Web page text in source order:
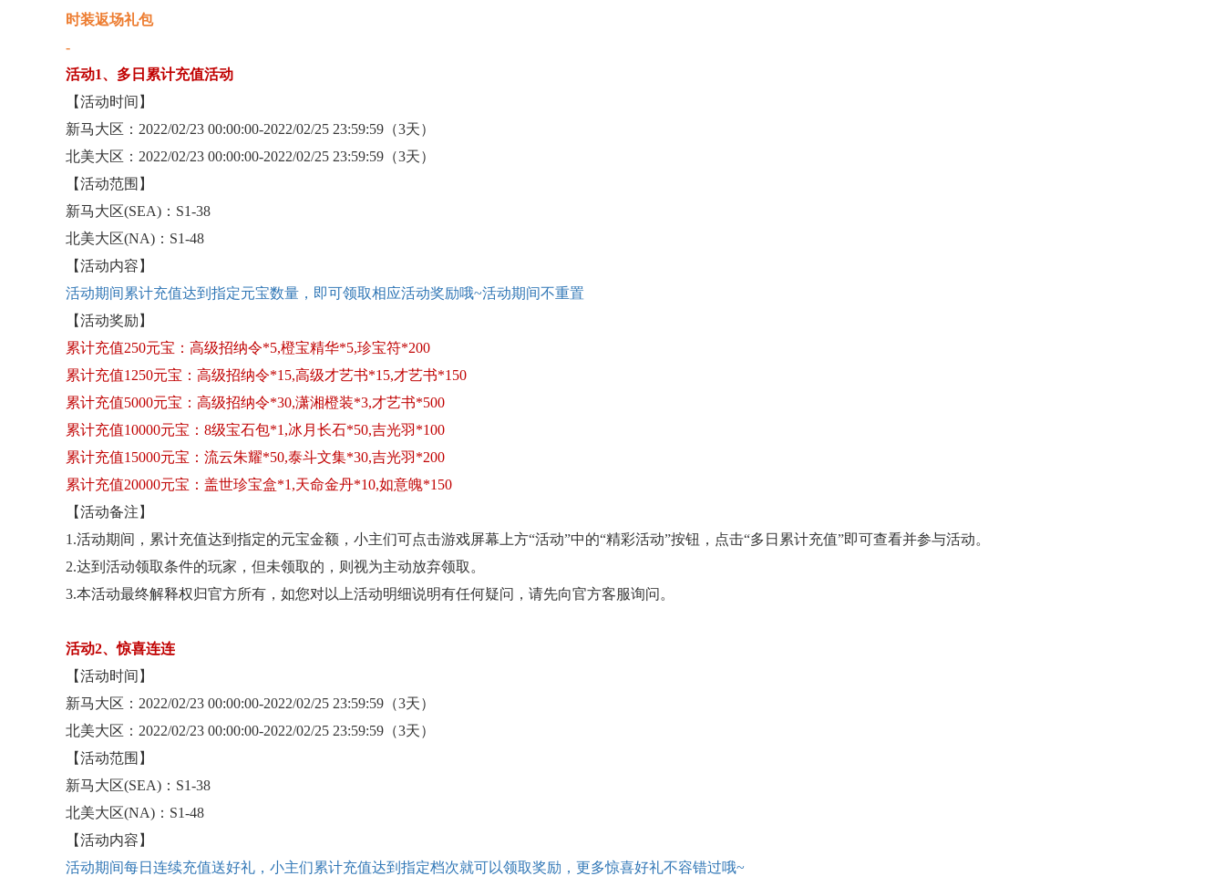
时装返场礼包
-
活动1、多日累计充值活动
【活动时间】
新马大区： 2022/02/23 00:00:00-2022/02/25 23:59:59（3天）
北美大区： 2022/02/23 00:00:00-2022/02/25 23:59:59（3天）
【活动范围】
新马大区(SEA)：S1-38
北美大区(NA)：S1-48
【活动内容】
活动期间累计充值达到指定元宝数量，即可领取相应活动奖励哦~活动期间不重置
【活动奖励】
累计充值250元宝：高级招纳令*5,橙宝精华*5,珍宝符*200
累计充值1250元宝：高级招纳令*15,高级才艺书*15,才艺书*150
累计充值5000元宝：高级招纳令*30,潇湘橙装*3,才艺书*500
累计充值10000元宝：8级宝石包*1,冰月长石*50,吉光羽*100
累计充值15000元宝：流云朱耀*50,泰斗文集*30,吉光羽*200
累计充值20000元宝：盖世珍宝盒*1,天命金丹*10,如意魄*150
【活动备注】
1.活动期间，累计充值达到指定的元宝金额，小主们可点击游戏屏幕上方“活动”中的“精彩活动”按钮，点击“多日累计充值”即可查看并参与活动。
2.达到活动领取条件的玩家，但未领取的，则视为主动放弃领取。
3.本活动最终解释权归官方所有，如您对以上活动明细说明有任何疑问，请先向官方客服询问。
活动2、惊喜连连
【活动时间】
新马大区： 2022/02/23 00:00:00-2022/02/25 23:59:59（3天）
北美大区： 2022/02/23 00:00:00-2022/02/25 23:59:59（3天）
【活动范围】
新马大区(SEA)：S1-38
北美大区(NA)：S1-48
【活动内容】
活动期间每日连续充值送好礼，小主们累计充值达到指定档次就可以领取奖励，更多惊喜好礼不容错过哦~